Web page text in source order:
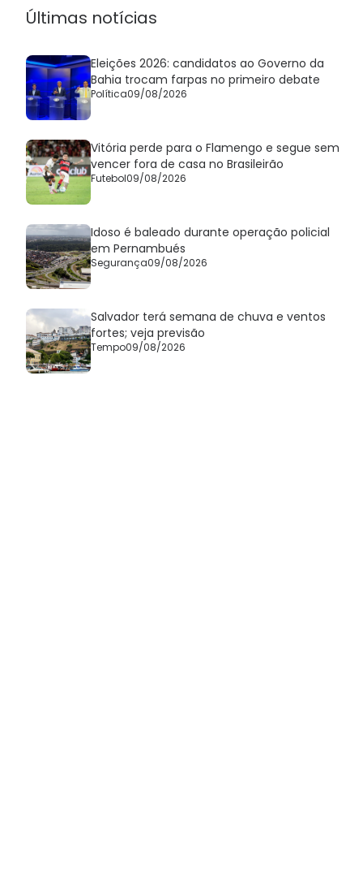
Últimas notícias
Eleições 2026: candidatos ao Governo da
Bahia trocam farpas no primeiro debate
Política09/08/2026
Vitória perde para o Flamengo e segue sem
vencer fora de casa no Brasileirão
Futebol09/08/2026
Idoso é baleado durante operação policial
em Pernambués
Segurança09/08/2026
Salvador terá semana de chuva e ventos
fortes; veja previsão
Tempo09/08/2026